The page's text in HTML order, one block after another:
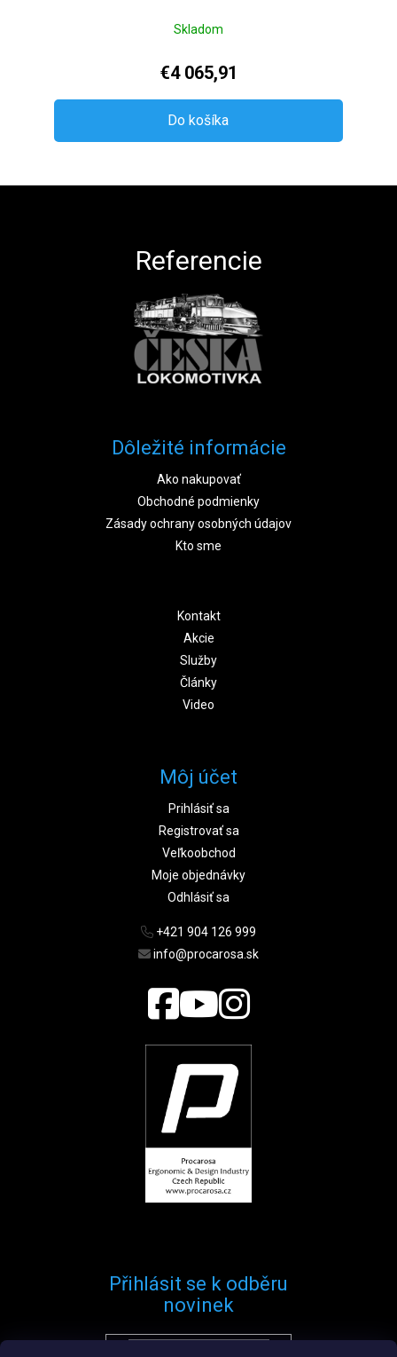
Skladom
€4 065,91
Do košíka
Referencie
Dôležité informácie
Ako nakupovať
Obchodné podmienky
Zásady ochrany osobných údajov
Kto sme
Kontakt
Akcie
Služby
Články
Video
Môj účet
Prihlásiť sa
Registrovať sa
Veľkoobchod
Moje objednávky
Odhlásiť sa
+421 904 126 999
info@procarosa.sk
Přihlásit se k odběru
novinek